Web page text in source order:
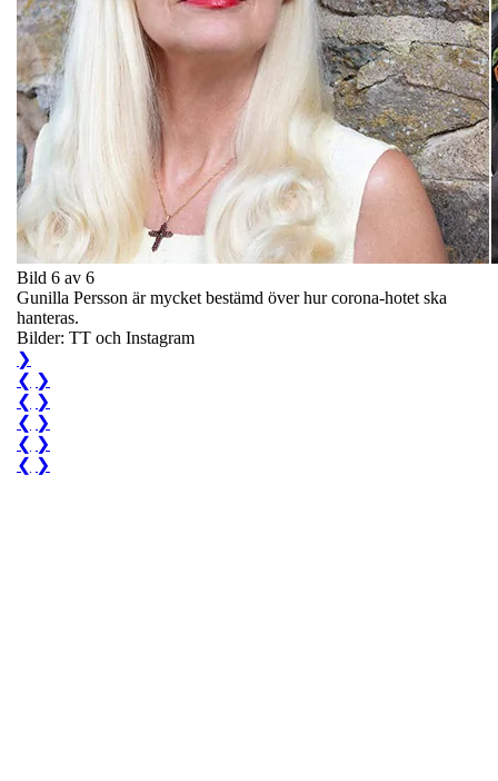
Bild 6 av 6
Gunilla Persson är mycket bestämd över hur corona-hotet ska
hanteras.
Bilder: TT och Instagram
❯
❮ ❯
❮ ❯
❮ ❯
❮ ❯
❮ ❯